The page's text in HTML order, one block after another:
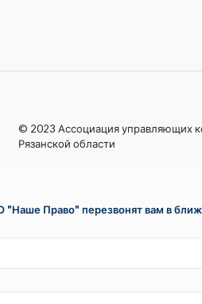
© 2023 Ассоциация управляющих
Рязанской области
Право" перезвонят вам в